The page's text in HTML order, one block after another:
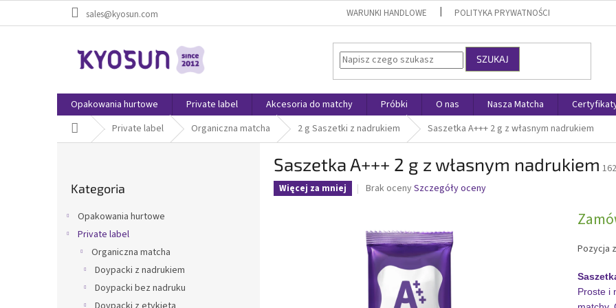
sales@kyosun.com WARUNKI HANDLOWE POLITYKA PRYWATNOŚCI
SZUKAJ
Opakowania hurtowe Private label Akcesoria do matchy Próbki O nas Nasza Matcha
Home Private label Organiczna matcha 2 g Saszetki z nadrukiem Saszetka A+++ 2 g z własnym nadrukiem
kategorie
Kategoria
Opakowania hurtowe
Private label
Organiczna matcha
Doypacki z nadrukiem
Doypacki bez nadruku
Saszetka A+++ 2 g z własnym nadrukiem 162
Więcej za mniej
Średnia
0,0
na
gwiazdek.
Brak ocenySzczegóły oceny
Pozycja
Proste i